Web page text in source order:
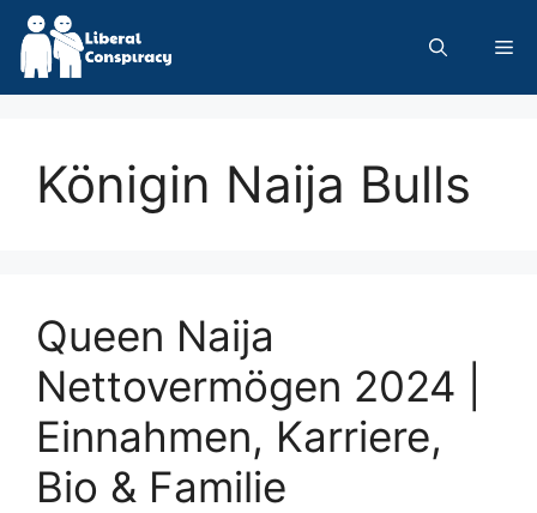
Skip
content
Königin Naija Bulls
Queen Naija
Nettovermögen 2024 |
Einnahmen, Karriere,
Bio & Familie